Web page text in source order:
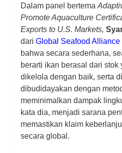
Dalam panel bertema
Promote Aquaculture
Exports to U.S. Markets,
dariGlobal Seafood Alliance
bahwa secara sederhana,
berarti ikan berasal dari stok
dikelola dengan baik, serta
dibudidayakan dengan
meminimalkan dampak
kata dia, menjadi sarana
memastikan klaim
secara global.